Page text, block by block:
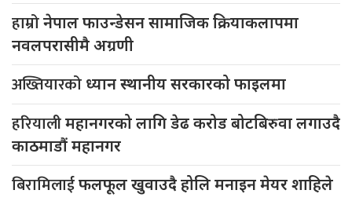
हाम्रोनेपाल फाउन्डेसन सामाजिक क्रियाकलापमा
नवलपरासीमै अग्रणी
अख्तियारको ध्यान स्थानीय सरकारको फाइलमा
हरियालीमहानगरको लागि डेढ करोड बोटबिरुवा लगाउदै
काठमाडौं महानगर
बिरामिलाईफलफूल खुवाउदै होलि मनाइन मेयर शाहिले